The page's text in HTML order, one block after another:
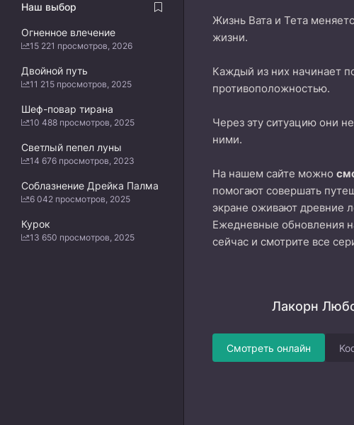
Жизнь Вата и Тета
жизни.
Каждый из них начинает
противоположностью.
Через эту ситуацию они
ними.
На нашем сайте можно
помогают совершать
экране оживают древние
Ежедневные обновления
сейчас и смотрите все
Лакорн
Смотреть онлайн
Наш выбор
Огненное влечение
15 221 просмотров, 2026
Двойной путь
11 215 просмотров, 2025
Шеф-повар тирана
10 488 просмотров, 2025
Светлый пепел луны
14 676 просмотров, 2023
Соблазнение Дрейка Палма
6 042 просмотров, 2025
Курок
13 650 просмотров, 2025